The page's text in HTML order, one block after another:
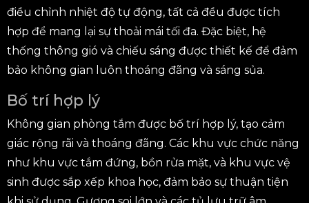
điều chỉnh nhiệt độ tự động, tất cả đều được tích
hợp để mang lại sự thoải mái tối đa. Đặc biệt, hệ
thống thông gió và chiếu sáng được thiết kế để đảm
bảo không gian luôn thoáng đãng và sáng sủa.
Bố trí hợp lý
Không gian phòng tắm được bố trí hợp lý, tạo cảm
giác rộng rãi và thoáng đãng. Các khu vực chức năng
như khu vực tắm đứng, bồn rửa mặt, và khu vực vệ
sinh được sắp xếp khoa học, đảm bảo sự thuận tiện